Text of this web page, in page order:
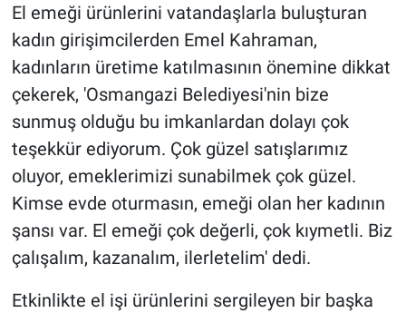
El emeği ürünlerini vatandaşlarla buluşturan
kadın girişimcilerden Emel Kahraman,
kadınların üretime katılmasının önemine dikkat
çekerek, 'Osmangazi Belediyesi'nin bize
sunmuş olduğu bu imkanlardan dolayı çok
teşekkür ediyorum. Çok güzel satışlarımız
oluyor, emeklerimizi sunabilmek çok güzel.
Kimse evde oturmasın, emeği olan her kadının
şansı var. El emeği çok değerli, çok kıymetli. Biz
çalışalım, kazanalım, ilerletelim' dedi.
Etkinlikte el işi ürünlerini sergileyen bir başka